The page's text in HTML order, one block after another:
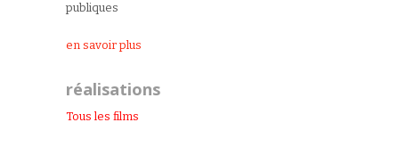
publiques
en savoir plus
réalisations
Tous les films